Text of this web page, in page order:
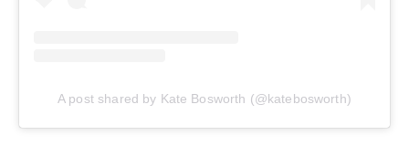
A post shared by Kate Bosworth (@katebosworth)